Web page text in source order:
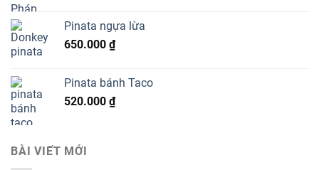
Pinata ngựa lừa
650.000 ₫
Pinata bánh Taco
520.000 ₫
BÀI VIẾT MỚI